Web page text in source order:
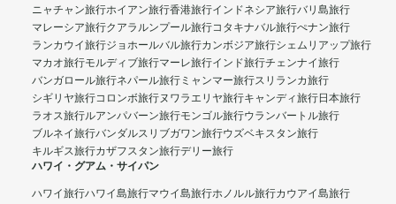
ニャチャン旅行ホイアン旅行香港旅行インドネシア旅行バリ島旅行
マレーシア旅行クアラルンプール旅行コタキナバル旅行ぺナン旅行
ランカウイ旅行ジョホールバル旅行カンボジア旅行シェムリアップ旅行
マカオ旅行モルディブ旅行マーレ旅行インド旅行チェンナイ旅行
バンガロール旅行ネパール旅行 ミャンマー旅行スリランカ旅行
シギリヤ旅行コロンボ旅行ヌワラエリヤ旅行キャンディ旅行日本旅行
ラオス旅行ルアンパバーン旅行モンゴル旅行ウランバートル旅行
ブルネイ旅行バンダルスリブガワン旅行ウズベキスタン旅行
キルギス旅行カザフスタン旅行デリー旅行
ハワイ・グアム・サイパン
ハワイ旅行ハワイ島旅行マウイ島旅行ホノルル旅行カウアイ島旅行